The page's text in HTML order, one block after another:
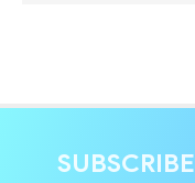
SUBSCRIBE